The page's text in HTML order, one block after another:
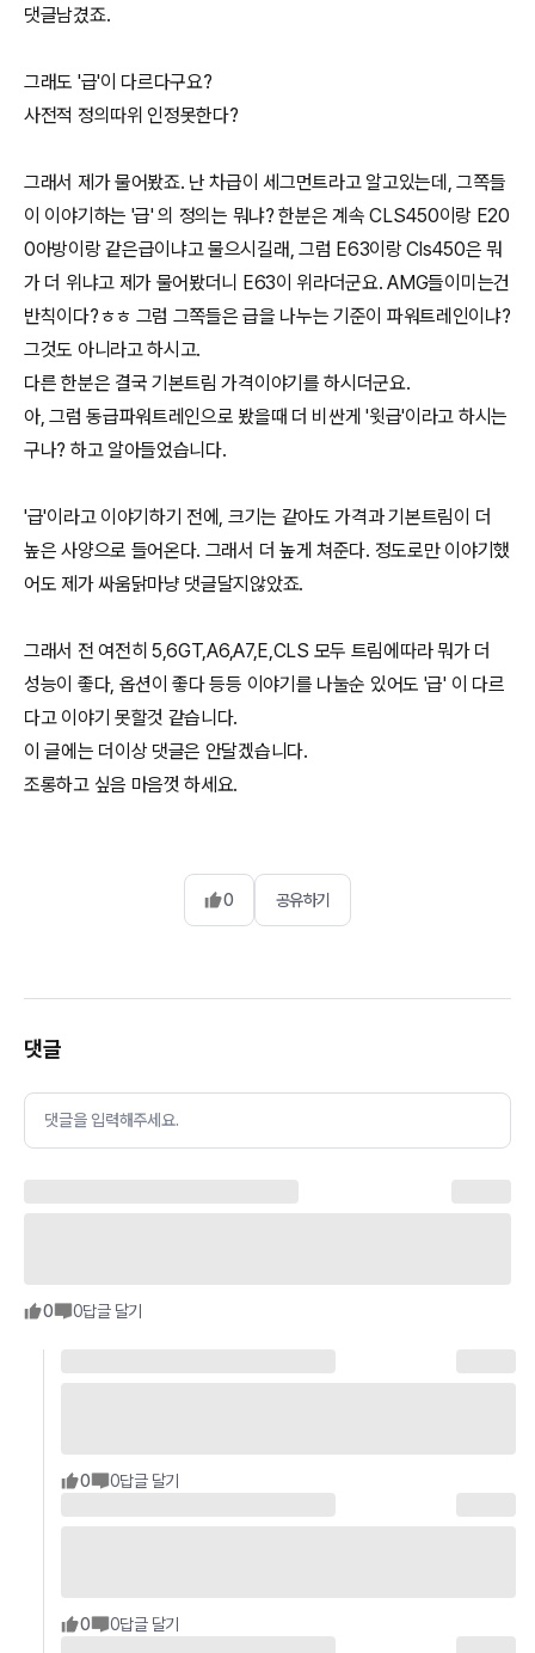
댓글남겼죠.
그래도 '급'이 다르다구요?
사전적 정의따위 인정못한다?
그래서 제가 물어봤죠. 난 차급이 세그먼트라고 알고있는데, 그쪽들
이 이야기하는 '급' 의 정의는 뭐냐? 한분은 계속 CLS450이랑 E20
0아방이랑 같은급이냐고 물으시길래, 그럼 E63이랑 Cls450은 뭐
가 더 위냐고 제가 물어봤더니 E63이 위라더군요. AMG들이미는건
반칙이다?ㅎㅎ 그럼 그쪽들은 급을 나누는 기준이 파워트레인이냐?
그것도 아니라고 하시고.
다른 한분은 결국 기본트림 가격이야기를 하시더군요.
아, 그럼 동급파워트레인으로 봤을때 더 비싼게 '윗급'이라고 하시는
구나? 하고 알아들었습니다.
'급'이라고 이야기하기 전에, 크기는 같아도 가격과 기본트림이 더
높은 사양으로 들어온다. 그래서 더 높게 쳐준다. 정도로만 이야기했
어도 제가 싸움닭마냥 댓글달지않았죠.
그래서 전 여전히 5,6GT,A6,A7,E,CLS 모두 트림에따라 뭐가 더
성능이 좋다, 옵션이 좋다 등등 이야기를 나눌순 있어도 '급' 이 다르
다고 이야기 못할것 같습니다.
이 글에는 더이상 댓글은 안달겠습니다.
조롱하고 싶음 마음껏 하세요.
0 공유하기
댓글
댓글을 입력해주세요.
0 0답글 달기
0 0답글 달기
0 0답글 달기